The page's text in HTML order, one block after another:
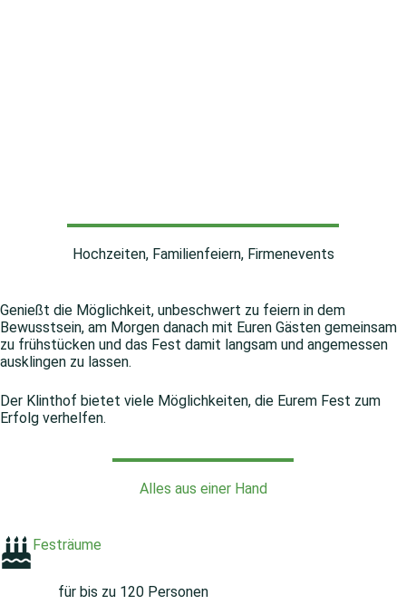
Hochzeiten, Familienfeiern, Firmenevents
Genießt die Möglichkeit, unbeschwert zu feiern in dem
Bewusstsein, am Morgen danach mit Euren Gästen gemeinsam
zu frühstücken und das Fest damit langsam und angemessen
ausklingen zu lassen.
Der Klinthof bietet viele Möglichkeiten, die Eurem Fest zum
Erfolg verhelfen.
Alles aus einer Hand
Festräume
für bis zu 120 Personen